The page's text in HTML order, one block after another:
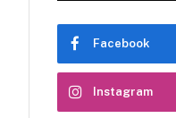
Facebook
Instagram